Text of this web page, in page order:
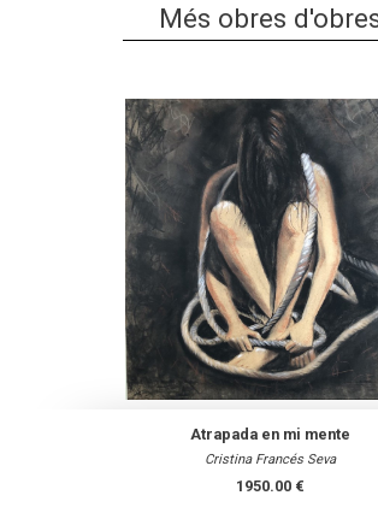
Més obres
Atrapada en mi mente
Cristina Francés Seva
1950.00 €